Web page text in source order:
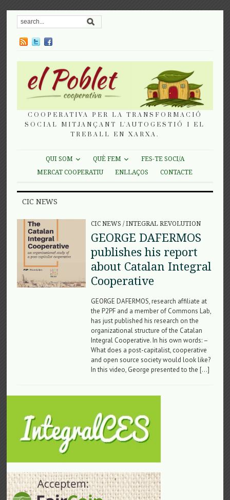
COOPERATIVA PER LA TRANSFORMACIÓ
SOCIAL MITJANÇANT L'AUTOGESTIÓ I EL
TREBALL EN XARXA.
QUI SOM QUÈ FEM
FES-TE SOCI/A
MERCAT COOPERATIU
ENLLAÇOS CONTACTE
CIC NEWS
CIC NEWS /INTEGRAL REVOLUTION
GEORGE DAFERMOS
publishes his report
about Catalan Integral
Cooperative
GEORGE DAFERMOS, research affiliate at
the P2PF and a member of Commons Lab,
has just published his research on the
organizational structure of the Catalan
Integral Cooperative. In his own words: –
What does a post-capitalist, cooperative
and open source society would look like?
In this video, George presented to the […]